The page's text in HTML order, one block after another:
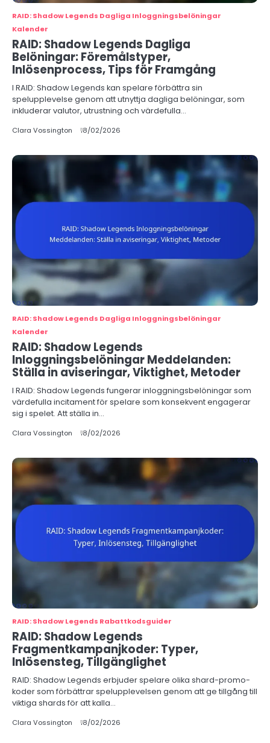
RAID: Shadow Legends Dagliga Inloggningsbelöningar
Kalender
RAID: Shadow Legends Dagliga
Belöningar: Föremålstyper,
Inlösenprocess, Tips för Framgång
I RAID: Shadow Legends kan spelare förbättra sin
spelupplevelse genom att utnyttja dagliga belöningar, som
inkluderar valutor, utrustning och värdefulla…
Clara Vossington 18/02/2026
RAID: Shadow Legends Dagliga Inloggningsbelöningar
Kalender
RAID: Shadow Legends
Inloggningsbelöningar Meddelanden:
Ställa in aviseringar, Viktighet, Metoder
I RAID: Shadow Legends fungerar inloggningsbelöningar som
värdefulla incitament för spelare som konsekvent engagerar
sig i spelet. Att ställa in…
Clara Vossington 18/02/2026
RAID: Shadow Legends Rabattkodsguider
RAID: Shadow Legends
Fragmentkampanjkoder: Typer,
Inlösensteg, Tillgänglighet
RAID: Shadow Legends erbjuder spelare olika shard-promo-
koder som förbättrar spelupplevelsen genom att ge tillgång till
viktiga shards för att kalla…
Clara Vossington 18/02/2026